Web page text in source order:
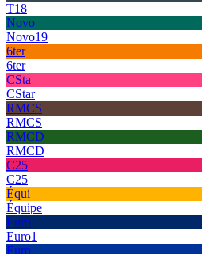
T18
Novo
Novo19
6ter
6ter
CSta
CStar
RMCS
RMCS
RMCD
RMCD
C25
C25
Équi
Équipe
Euro
Euro1
Euro